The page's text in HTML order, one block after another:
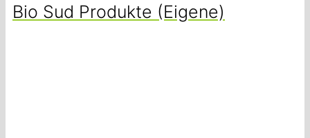
Bio Sud Produkte (Eigene)